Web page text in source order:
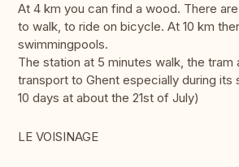
At 4 km you can find a wood. There
to walk, to ride on bicycle. At 10 km
swimmingpools.
The station at 5 minutes walk, the tram
transport to Ghent especially during its
10 days at about the 21st of July)
LE VOISINAGE